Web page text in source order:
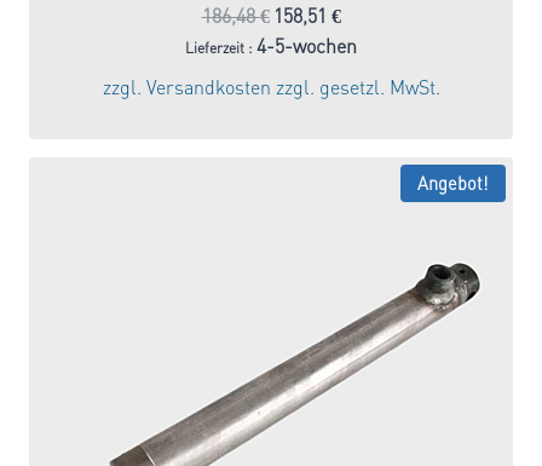
186,48€ Ursprünglicher
Preis
war:
186,48 €
158,51 €Aktueller
Preis
Lieferzeit : 4-5-wochen
zzgl. Versandkosten zzgl. gesetzl. MwSt.
Angebot!